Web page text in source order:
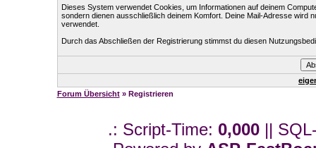
Dieses System verwendet Cookies, um Informationen auf deinem
sondern dienen ausschließlich deinem Komfort. Deine Mail-Adresse wird
verwendet.
Durch das Abschließen der Registrierung stimmst du diesen
Forum Übersicht» Registrieren
.: Script-Time: 0,000 ||